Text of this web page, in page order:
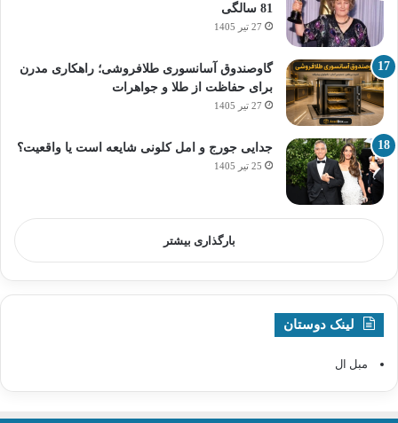
81 سالگی
27 تیر 1405
گاوصندوق آسانسوری طلافروشی؛ راهکاری مدرن
برای حفاظت از طلا و جواهرات
27 تیر 1405
جدایی جورج و امل کلونی شایعه است یا واقعیت؟
25 تیر 1405
بارگذاری بیشتر
لینک دوستان
مبل ال